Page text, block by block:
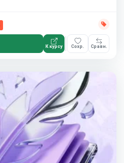
К курсу Сохр. Сравн.